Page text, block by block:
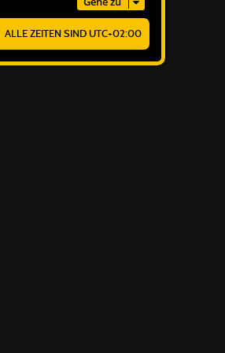
ALLE ZEITEN SIND UTC+02:00